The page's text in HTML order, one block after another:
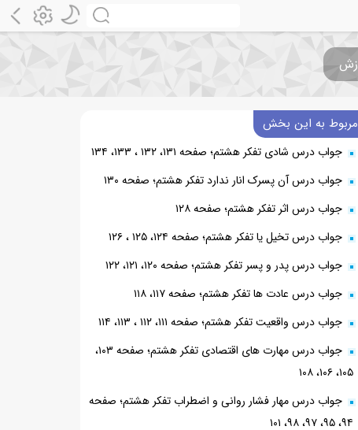
مربوط به این بخش
جواب درس شادی تفکر هشتم؛ صفحه ۱۳۱، ۱۳۲ ، ۱۳۳، ۱۳۴
جواب درس آن پسرک انار ندارد تفکر هشتم؛ صفحه ۱۳۰
جواب درس اثر تفکر هشتم؛ صفحه ۱۲۸
جواب درس تخیل یا تفکر هشتم؛ صفحه ۱۲۴، ۱۲۵ ، ۱۲۶
جواب درس پدر و پسر تفکر هشتم؛ صفحه ۱۲۰، ۱۲۱، ۱۲۲
جواب درس عادت ها تفکر هشتم؛ صفحه ۱۱۷، ۱۱۸
جواب درس واقعیت تفکر هشتم؛ صفحه ۱۱۱، ۱۱۲ ، ۱۱۳، ۱۱۴
جواب درس مهارت های اقتصادی تفکر هشتم؛ صفحه ۱۰۳،
۱۰۵، ۱۰۶، ۱۰۸
جواب درس مهار فشار روانی و اضطراب تفکر هشتم؛ صفحه
۹۴، ۹۵، ۹۷، ۹۸، ۱۰۱